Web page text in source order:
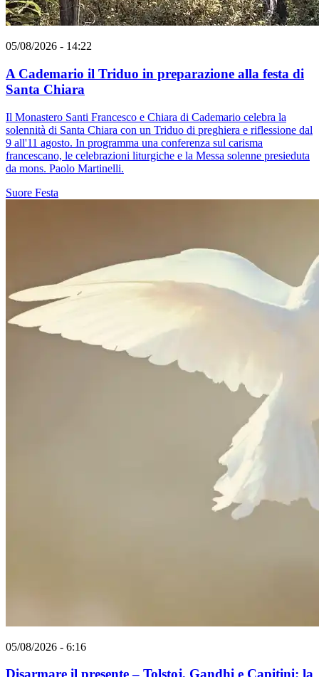
05/08/2026 - 14:22
A Cademario il Triduo in preparazione alla festa di
Santa Chiara
Il Monastero Santi Francesco e Chiara di Cademario celebra la
solennità di Santa Chiara con un Triduo di preghiera e riflessione dal
9 all'11 agosto. In programma una conferenza sul carisma
francescano, le celebrazioni liturgiche e la Messa solenne presieduta
da mons. Paolo Martinelli.
Suore Festa
05/08/2026 - 6:16
Disarmare il presente – Tolstoj, Gandhi e Capitini: la